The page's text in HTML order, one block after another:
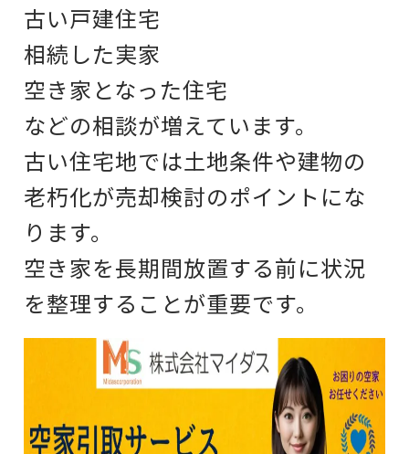
古い戸建住宅
相続した実家
空き家となった住宅
などの相談が増えています。
古い住宅地では土地条件や建物の
老朽化が売却検討のポイントにな
ります。
空き家を長期間放置する前に状況
を整理することが重要です。